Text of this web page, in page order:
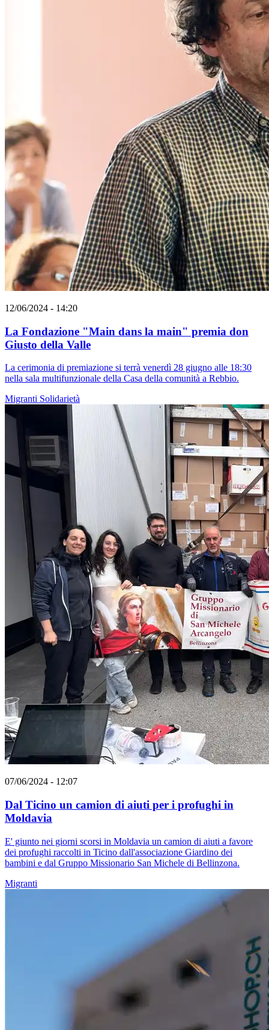
12/06/2024 - 14:20
La Fondazione "Main dans la main" premia don
Giusto della Valle
La cerimonia di premiazione si terrà venerdì 28 giugno alle 18:30
nella sala multifunzionale della Casa della comunità a Rebbio.
Migranti Solidarietà
07/06/2024 - 12:07
Dal Ticino un camion di aiuti per i profughi in
Moldavia
E' giunto nei giorni scorsi in Moldavia un camion di aiuti a favore
dei profughi raccolti in Ticino dall'associazione Giardino dei
bambini e dal Gruppo Missionario San Michele di Bellinzona.
Migranti